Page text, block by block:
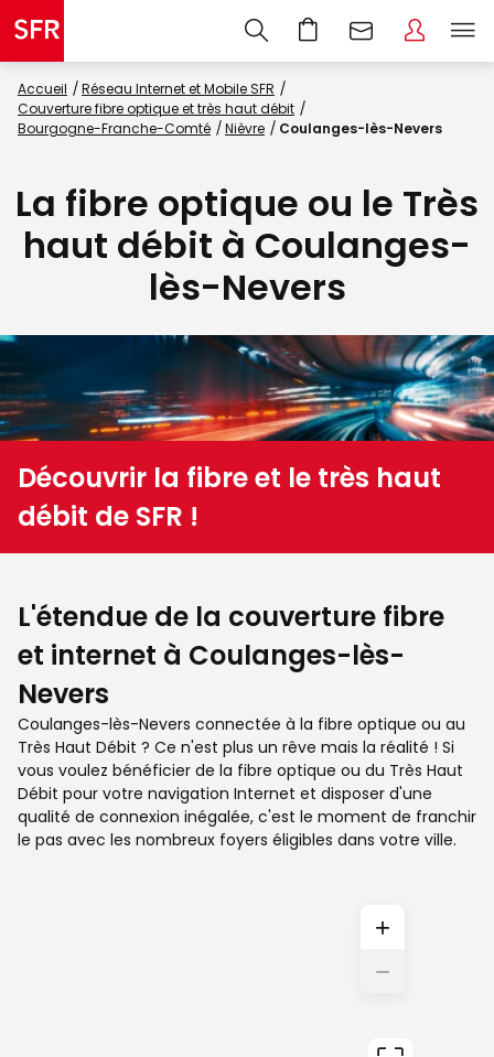
Accueil
Réseau Internet et Mobile SFR
Couverture fibre optique et très haut débit
Bourgogne-Franche-Comté
Nièvre Coulanges-lès-Nevers
La fibre optique ou le Très
haut débit à Coulanges-
lès-Nevers
Découvrir la fibre et le très haut
débit de SFR !
L'étendue de la couverture fibre
et internet à Coulanges-lès-
Nevers
Coulanges-lès-Nevers connectée à la fibre optique ou au
Très Haut Débit ? Ce n'est plus un rêve mais la réalité ! Si
vous voulez bénéficier de la fibre optique ou du Très Haut
Débit pour votre navigation Internet et disposer d'une
qualité de connexion inégalée, c'est le moment de franchir
le pas avec les nombreux foyers éligibles dans votre ville.
+
−